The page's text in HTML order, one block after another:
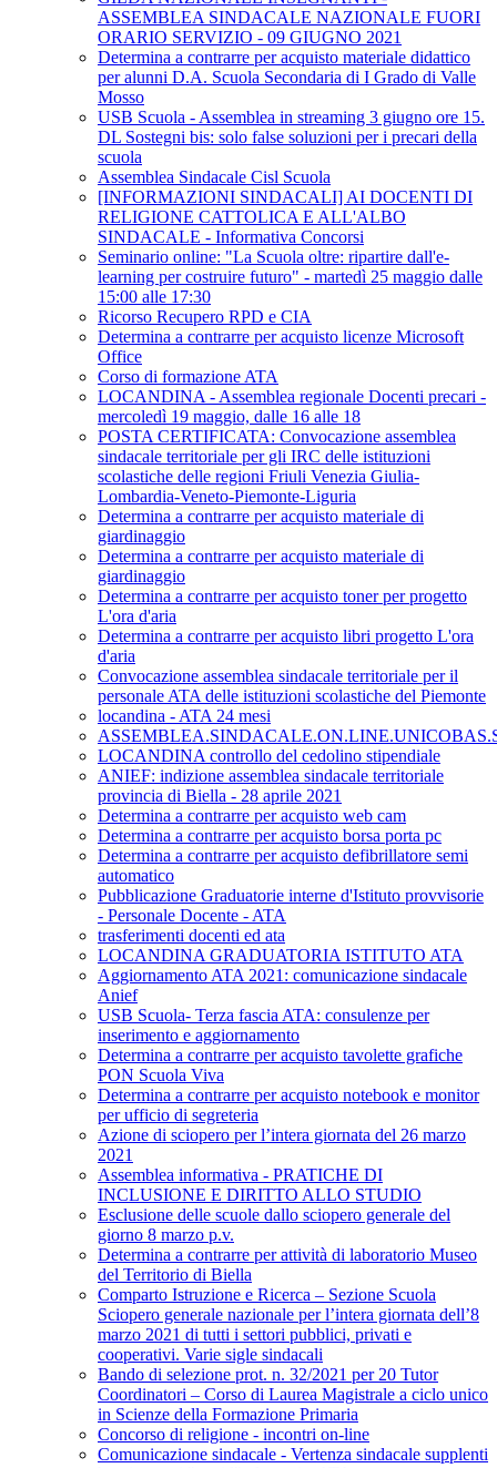
ASSEMBLEA SINDACALE NAZIONALE FUORI
ORARIO SERVIZIO - 09 GIUGNO 2021
Determina a contrarre per acquisto materiale didattico
per alunni D.A. Scuola Secondaria di I Grado di Valle
Mosso
USB Scuola - Assemblea in streaming 3 giugno ore 15.
DL Sostegni bis: solo false soluzioni per i precari della
scuola
Assemblea Sindacale Cisl Scuola
[INFORMAZIONI SINDACALI] AI DOCENTI DI
RELIGIONE CATTOLICA E ALL'ALBO
SINDACALE - Informativa Concorsi
Seminario online: "La Scuola oltre: ripartire dall'e-
learning per costruire futuro" - martedì 25 maggio dalle
15:00 alle 17:30
Ricorso Recupero RPD e CIA
Determina a contrarre per acquisto licenze Microsoft
Office
Corso di formazione ATA
LOCANDINA - Assemblea regionale Docenti precari -
mercoledì 19 maggio, dalle 16 alle 18
POSTA CERTIFICATA: Convocazione assemblea
sindacale territoriale per gli IRC delle istituzioni
scolastiche delle regioni Friuli Venezia Giulia-
Lombardia-Veneto-Piemonte-Liguria
Determina a contrarre per acquisto materiale di
giardinaggio
Determina a contrarre per acquisto materiale di
giardinaggio
Determina a contrarre per acquisto toner per progetto
L'ora d'aria
Determina a contrarre per acquisto libri progetto L'ora
d'aria
Convocazione assemblea sindacale territoriale per il
personale ATA delle istituzioni scolastiche del Piemonte
locandina - ATA 24 mesi
LOCANDINA controllo del cedolino stipendiale
ANIEF: indizione assemblea sindacale territoriale
provincia di Biella - 28 aprile 2021
Determina a contrarre per acquisto web cam
Determina a contrarre per acquisto borsa porta pc
Determina a contrarre per acquisto defibrillatore semi
automatico
Pubblicazione Graduatorie interne d'Istituto provvisorie
- Personale Docente - ATA
trasferimenti docenti ed ata
LOCANDINA GRADUATORIA ISTITUTO ATA
Aggiornamento ATA 2021: comunicazione sindacale
Anief
USB Scuola- Terza fascia ATA: consulenze per
inserimento e aggiornamento
Determina a contrarre per acquisto tavolette grafiche
PON Scuola Viva
Determina a contrarre per acquisto notebook e monitor
per ufficio di segreteria
Azione di sciopero per l’intera giornata del 26 marzo
2021
Assemblea informativa - PRATICHE DI
INCLUSIONE E DIRITTO ALLO STUDIO
Esclusione delle scuole dallo sciopero generale del
giorno 8 marzo p.v.
Determina a contrarre per attività di laboratorio Museo
del Territorio di Biella
Comparto Istruzione e Ricerca – Sezione Scuola
Sciopero generale nazionale per l’intera giornata dell’8
marzo 2021 di tutti i settori pubblici, privati e
cooperativi. Varie sigle sindacali
Bando di selezione prot. n. 32/2021 per 20 Tutor
Coordinatori – Corso di Laurea Magistrale a ciclo unico
in Scienze della Formazione Primaria
Concorso di religione - incontri on-line
Comunicazione sindacale - Vertenza sindacale supplenti